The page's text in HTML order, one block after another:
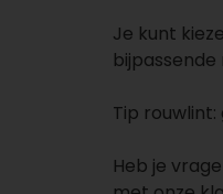
Je kunt
bijpassende
Tip rouwlint:
Heb je